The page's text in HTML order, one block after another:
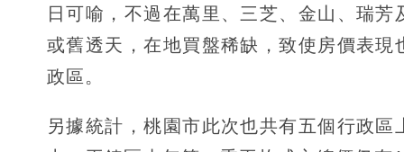
日可喻，不過在萬里、三芝、金山、瑞
或舊透天，在地買盤稀缺，致使房價表
政區。
另據統計，桃園市此次也共有五個行政